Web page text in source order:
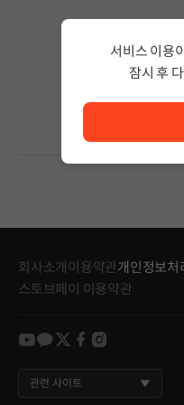
검색어의 단어 수를
회사소개이용약관개인정보처
스토브페이 이용약관
youtube
kakao
twitter
facebook
instagram
관련 사이트
서비스 이용
잠시 후